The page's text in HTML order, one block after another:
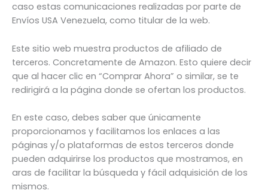
caso estas comunicaciones realizadas por parte de
Envíos USA Venezuela, como titular de la web.
Este sitio web muestra productos de afiliado de
terceros. Concretamente de Amazon. Esto quiere decir
que al hacer clic en “Comprar Ahora” o similar, se te
redirigirá a la página donde se ofertan los productos.
En este caso, debes saber que únicamente
proporcionamos y facilitamos los enlaces a las
páginas y/o plataformas de estos terceros donde
pueden adquirirse los productos que mostramos, en
aras de facilitar la búsqueda y fácil adquisición de los
mismos.